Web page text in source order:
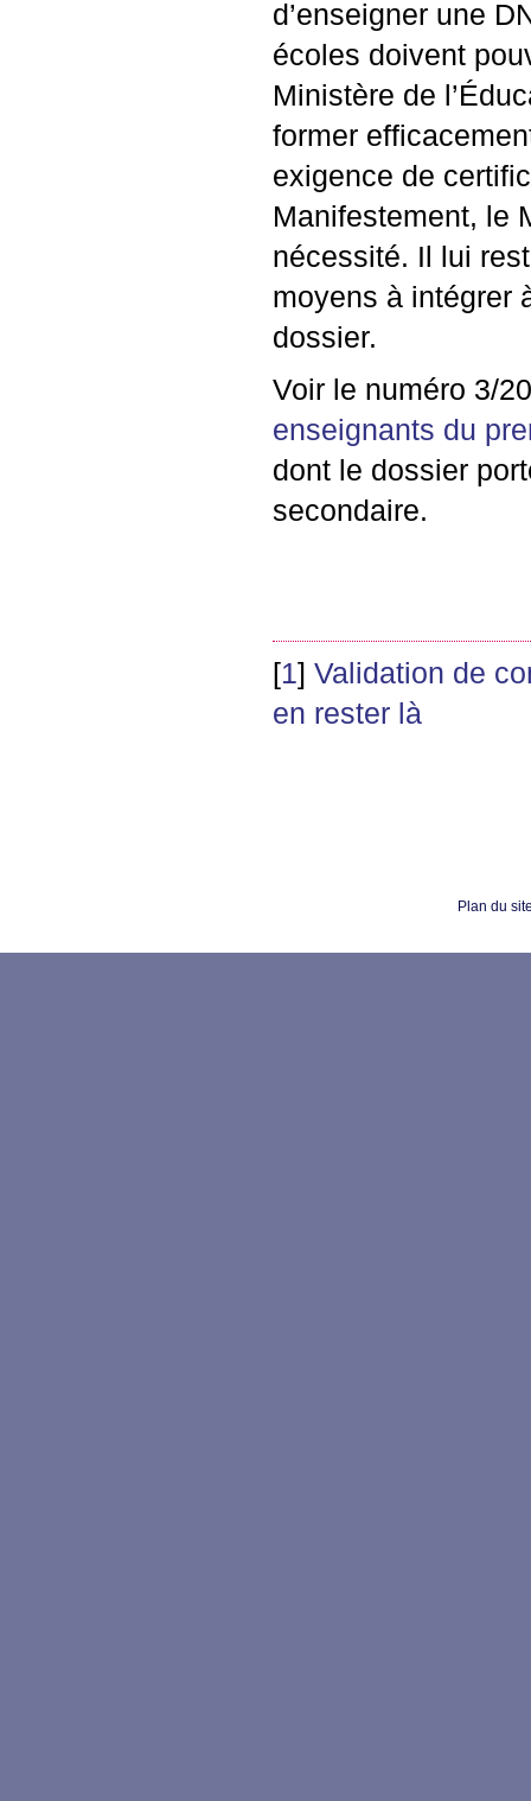
d’enseigner une
écoles doivent
Ministère de
former
exigence de
Manifestement, le
nécessité. Il lui
moyens à intégrer
dossier.
Voir le numéro 3/
enseignants du
dont le dossier
secondaire.
[1] Validation de
en rester là
Plan du